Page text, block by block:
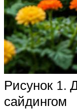
Рисунок 1.
сайдингом